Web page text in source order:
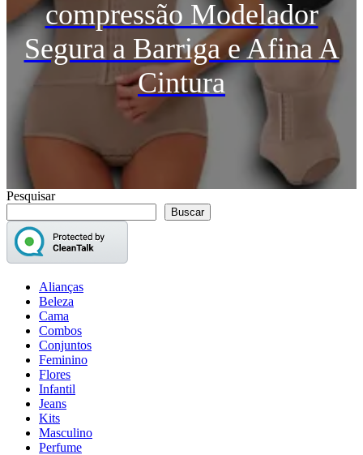
compressão Modelador
Segura a Barriga e Afina A
Cintura
Pesquisar
Buscar
Alianças
Beleza
Cama
Combos
Conjuntos
Feminino
Flores
Infantil
Jeans
Kits
Masculino
Perfume